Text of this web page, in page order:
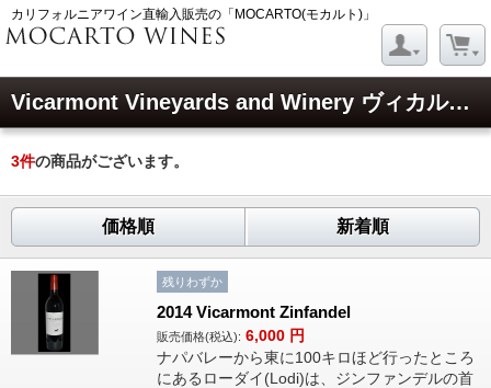
カリフォルニアワイン直輸入販売の「MOCARTO(モカルト)」
Vicarmont Vineyards and Winery ヴィカルモント ヴィンヤーズ アンド ワイナリー
3件の商品がございます。
価格順 新着順
残りわずか
2014 Vicarmont Zinfandel
販売価格(税込): 6,000 円
ナパバレーから東に100キロほど行ったところ
にあるローダイ(Lodi)は、ジンファンデルの首